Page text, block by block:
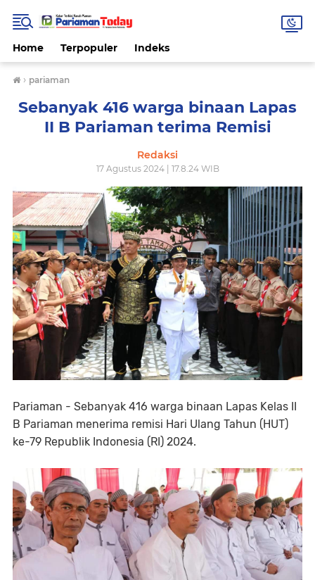
Home Terpopuler Indeks
› pariaman
Sebanyak 416 warga binaan Lapas
II B Pariaman terima Remisi
Redaksi
17 Agustus 2024 | 17.8.24 WIB
Pariaman - Sebanyak 416 warga binaan Lapas Kelas II
B Pariaman menerima remisi Hari Ulang Tahun (HUT)
ke-79 Republik Indonesia (RI) 2024.